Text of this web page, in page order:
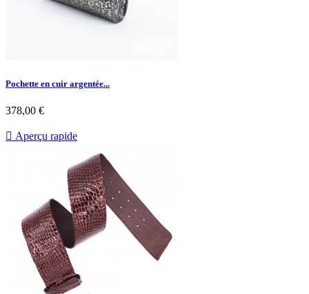
Pochette en cuir argentée...
378,00 €
 Aperçu rapide